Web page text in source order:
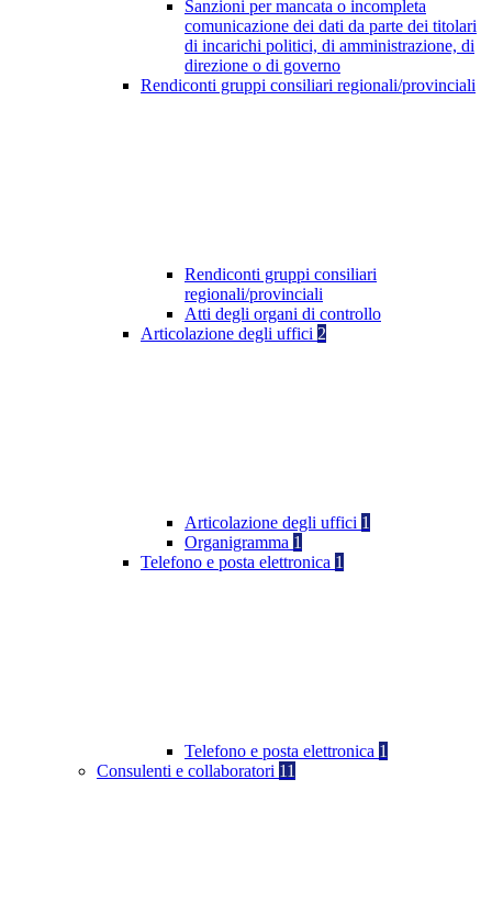
Sanzioni per mancata o incompleta
comunicazione dei dati da parte dei titolari
di incarichi politici, di amministrazione, di
direzione o di governo
Rendiconti gruppi consiliari regionali/provinciali
Rendiconti gruppi consiliari
regionali/provinciali
Atti degli organi di controllo
Articolazione degli uffici 2
Articolazione degli uffici 1
Organigramma 1
Telefono e posta elettronica 1
Telefono e posta elettronica 1
Consulenti e collaboratori 11